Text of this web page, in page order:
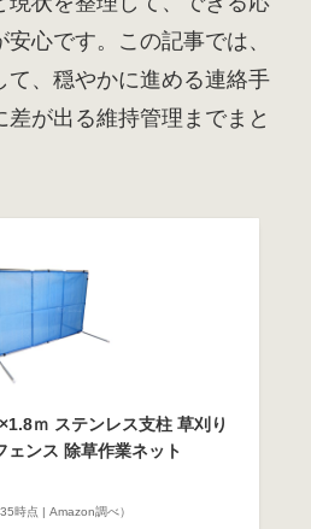
心です。この記事では、
て、穏やかに進める連絡手
が出る維持管理までまと
ｍ ステンレス支柱 草刈り
ェンス 除草作業ネット
時点 | Amazon調べ）